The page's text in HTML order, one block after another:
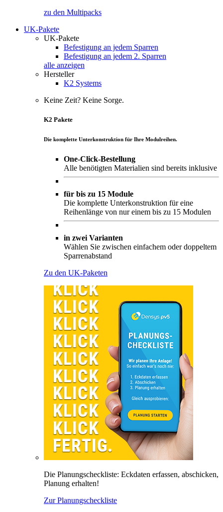
zu den Multipacks
UK-Pakete
UK-Pakete
Befestigung an jedem Sparren
Befestigung an jedem 2. Sparren
alle anzeigen
Hersteller
K2 Systems
Keine Zeit? Keine Sorge.
K2 Pakete
Die komplette Unterkonstruktion für Ihre Modulreihen.
One-Click-Bestellung
Alle benötigten Materialien sind bereits inklusive
für bis zu 15 Module
Die komplette Unterkonstruktion für eine
Reihenlänge von nur einem bis zu 15 Modulen
in zwei Varianten
Wählen Sie zwischen einfachem oder doppeltem
Sparrenabstand
Zu den UK-Paketen
Die Planungscheckliste: Eckdaten erfassen, abschicken,
Planung erhalten!
Zur Planungscheckliste